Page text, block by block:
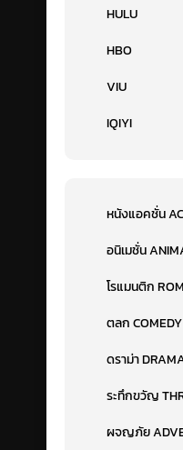
HULU
HBO
VIU
IQIYI
หนังแอคชั่น
อนิเมชั่น
โรแมนติก
ตลก COMEDY
ดราม่า
ระทึกขวัญ
ผจญภัย